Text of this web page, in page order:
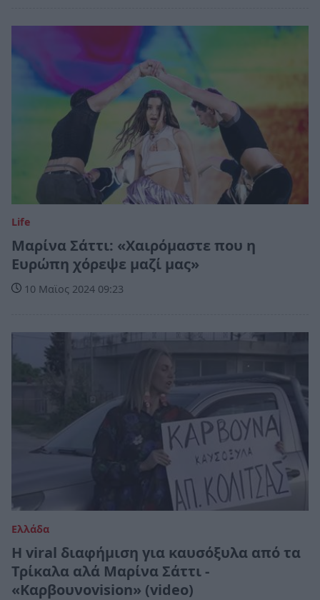
Life
Μαρίνα Σάττι: «Χαιρόμαστε που η
Ευρώπη χόρεψε μαζί μας»
10 Μαϊος 2024 09:23
Ελλάδα
Η viral διαφήμιση για καυσόξυλα από τα
Τρίκαλα αλά Μαρίνα Σάττι -
«Καρβουνοvision» (video)